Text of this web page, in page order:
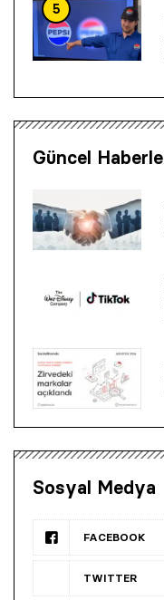
5
Güncel
Sosyal Medya
FACEBOOK
TWITTER